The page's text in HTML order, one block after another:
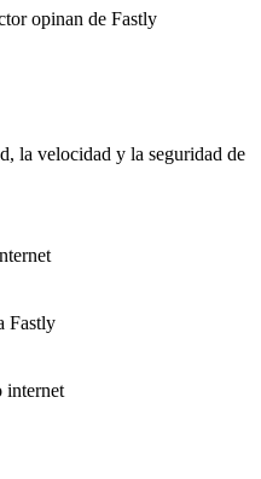
opinan de Fastly
la velocidad y la seguridad de
Fastly
internet